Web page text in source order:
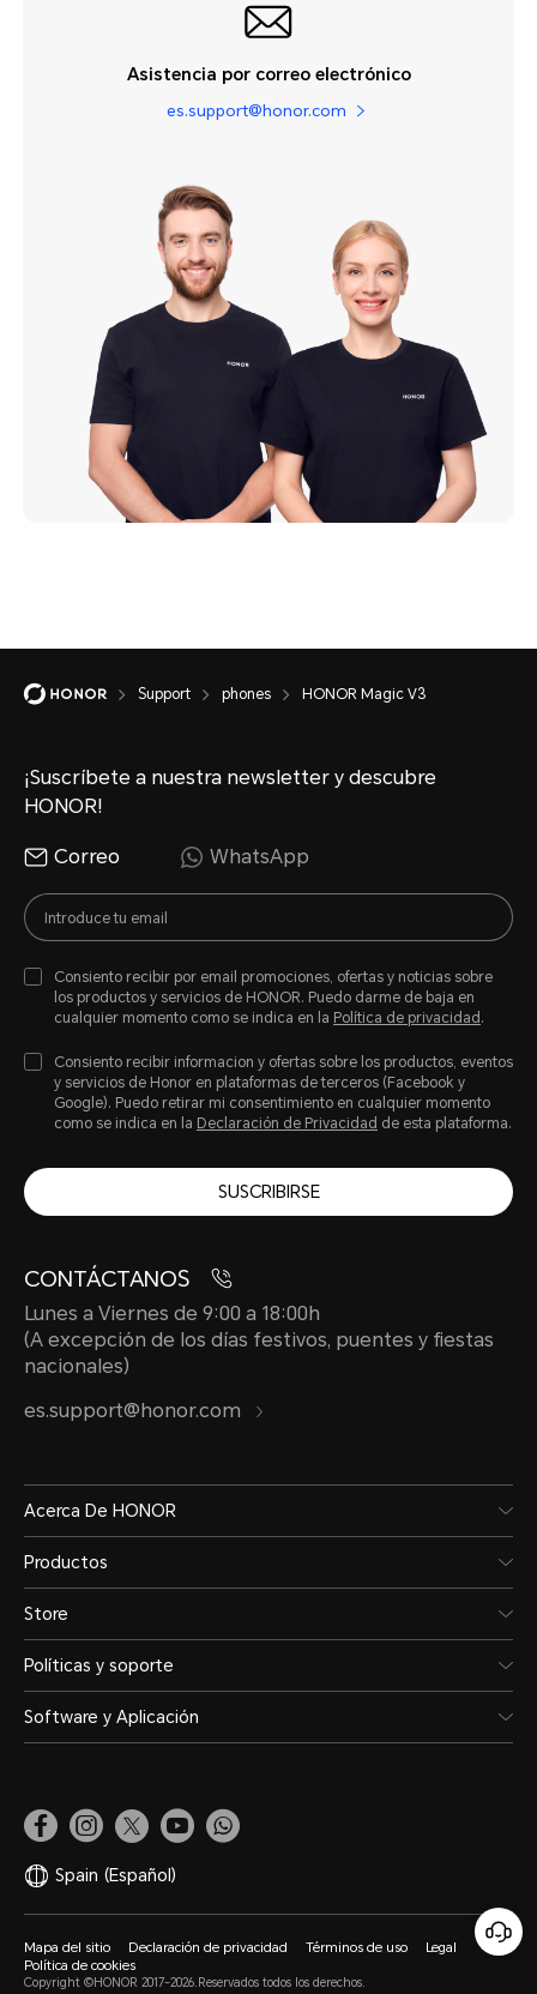
Asistencia por correo electrónico
es.support@honor.com
Support phones HONOR Magic V3
¡Suscríbete a nuestra newsletter y descubre
HONOR!
Correo WhatsApp
Consiento recibir por email promociones, ofertas y noticias sobre
los productos y servicios de HONOR. Puedo darme de baja en
cualquier momento como se indica en la Política de privacidad .
Consiento recibir informacion y ofertas sobre los productos, eventos
y servicios de Honor en plataformas de terceros (Facebook y
Google). Puedo retirar mi consentimiento en cualquier momento
como se indica en la Declaración de Privacidad de esta plataforma.
SUSCRIBIRSE
CONTÁCTANOS
Lunes a Viernes de 9:00 a 18:00h
(A excepción de los días festivos, puentes y fiestas
nacionales)
es.support@honor.com
Acerca De HONOR
Productos
Store
Políticas y soporte
Software y Aplicación
Spain (Español)
Mapa del sitio Declaración de privacidad Términos de uso
Legal
Política de cookies
Copyright ©HONOR 2017-2026.Reservados todos los derechos.